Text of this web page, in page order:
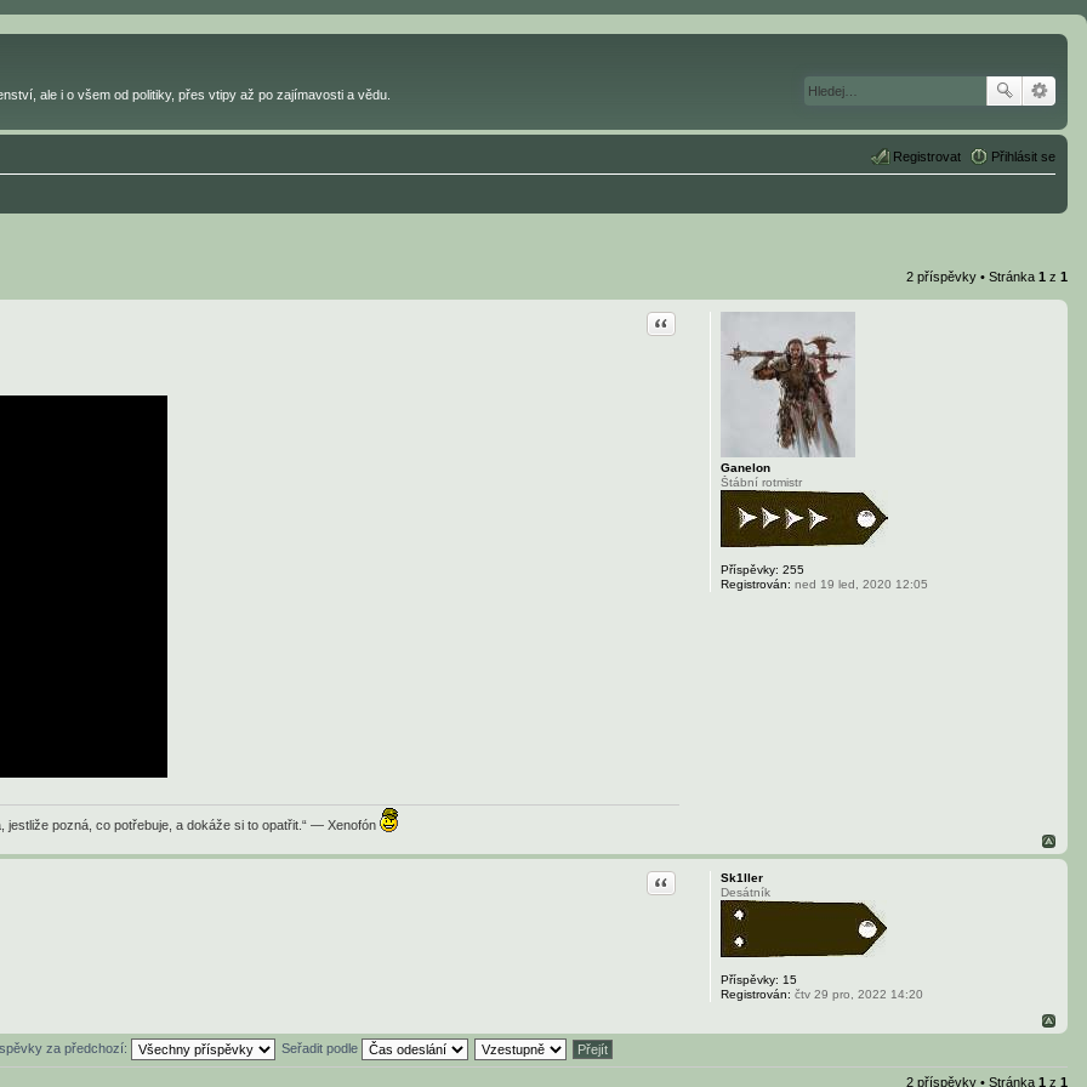
ale i o všem od politiky, přes vtipy až po zajímavosti a vědu.
Přihlásit se
Registrovat
2 příspěvky • Stránka 1 z 1
Ganelon
Štábní rotmistr
Příspěvky: 255
Registrován: ned 19 led, 2020 12:05
Citace
pozná, co potřebuje, a dokáže si to opatřit.“ — Xenofón
Sk1ller
Desátník
Příspěvky: 15
Registrován: čtv 29 pro, 2022 14:20
Citace
za předchozí: Seřadit podle
2 příspěvky • Stránka 1 z 1